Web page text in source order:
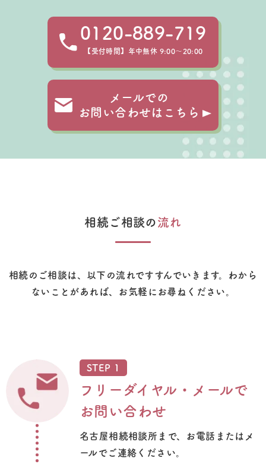
0120-889-719
【受付時間】年中無休 9:00～20:00
メールでの
お問い合わせはこちら
相続ご相談の 流れ
相続のご相談は、以下の流れですすんでいきます。わから
ないことがあれば、お気軽にお尋ねください。
STEP 1
フリーダイヤル・
メールで
お問い合わせ
名古屋相続相談所まで、お電話またはメ
ールでご連絡ください。